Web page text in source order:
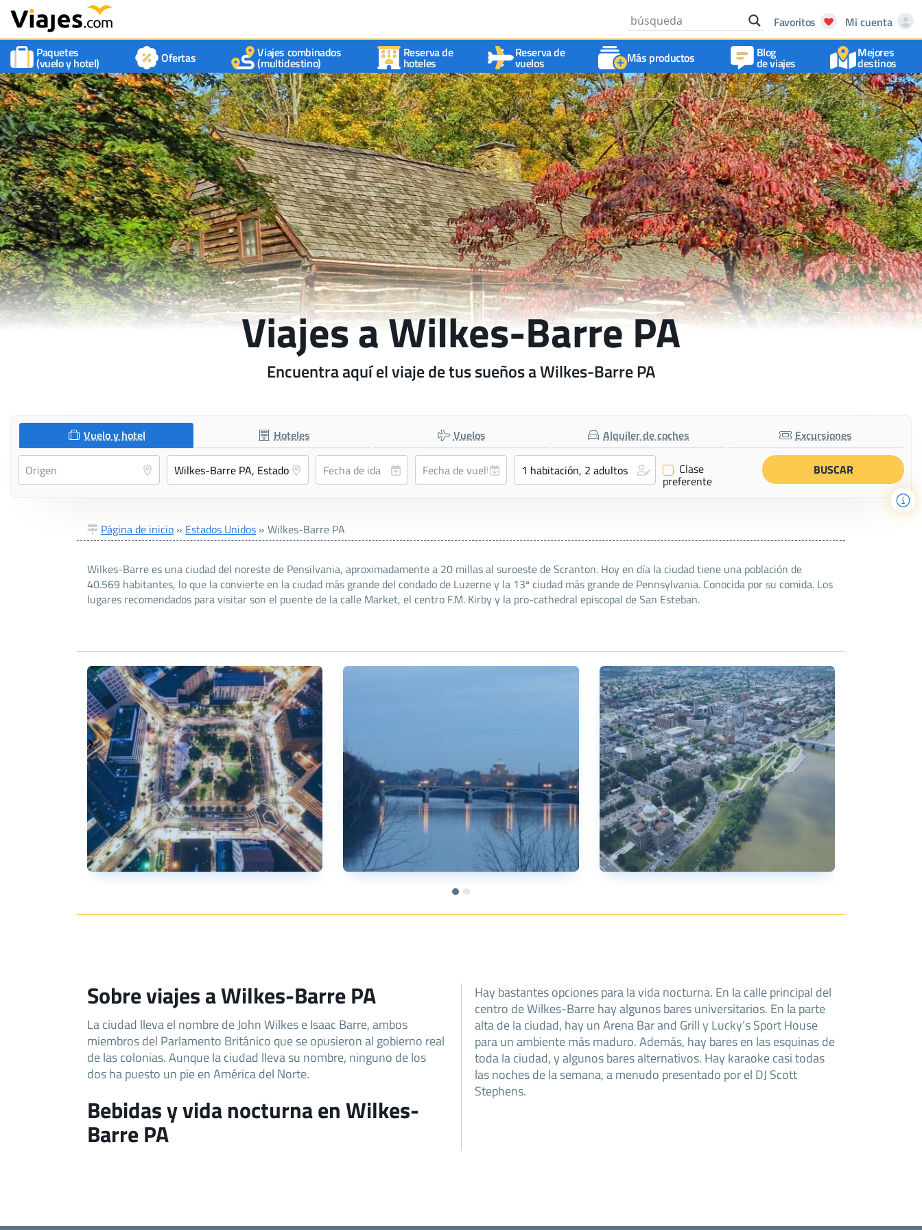
Favoritos
Mi cuenta
Paquetes
(vuelo y hotel) Ofertas Viajes combinados
(multidestino)
Reserva de
hoteles
Reserva de
vuelos Más productos Blog
de viajes
Mejores
destinos
Viajes a Wilkes-Barre PA
Encuentra aquí el viaje de tus sueños a Wilkes-Barre PA
Vuelo y hotel Hoteles Vuelos Alquiler de coches Excursiones
✔ Clase
preferente
Página de inicio » Estados Unidos » Wilkes-Barre PA
Wilkes-Barre es una ciudad del noreste de Pensilvania, aproximadamente a 20 millas al suroeste de Scranton. Hoy en día la ciudad tiene una población de
40.569 habitantes, lo que la convierte en la ciudad más grande del condado de Luzerne y la 13ª ciudad más grande de Pennsylvania. Conocida por su comida. Los
lugares recomendados para visitar son el puente de la calle Market, el centro F.M. Kirby y la pro-cathedral episcopal de San Esteban.
Sobre viajes a Wilkes-Barre PA
La ciudad lleva el nombre de John Wilkes e Isaac Barre, ambos
miembros del Parlamento Británico que se opusieron al gobierno real
de las colonias. Aunque la ciudad lleva su nombre, ninguno de los
dos ha puesto un pie en América del Norte.
Bebidas y vida nocturna en Wilkes-
Barre PA
Hay bastantes opciones para la vida nocturna. En la calle principal del
centro de Wilkes-Barre hay algunos bares universitarios. En la parte
alta de la ciudad, hay un Arena Bar and Grill y Lucky’s Sport House
para un ambiente más maduro. Además, hay bares en las esquinas de
toda la ciudad, y algunos bares alternativos. Hay karaoke casi todas
las noches de la semana, a menudo presentado por el DJ Scott
Stephens.